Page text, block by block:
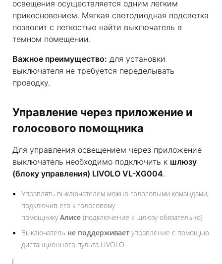
освещения осуществляется одним легким
прикосновением. Мягкая светодиодная подсветка
позволит с легкостью найти выключатель в
темном помещении.
Важное преимущество: для установки
выключателя не требуется переделывать
проводку.
Управление через приложение и
голосового помощника
Для управления освещением через приложение
выключатель необходимо подключить к шлюзу
(блоку управления) LIVOLO VL-XG004.
Управлять выключателем можно голосовыми командами,
подключив его к голосовому
помощникуАлисе (подключение к шлюзу обязательно)
Выключатель не поддерживает управление с помощью
дистанционного пульта LIVOLO